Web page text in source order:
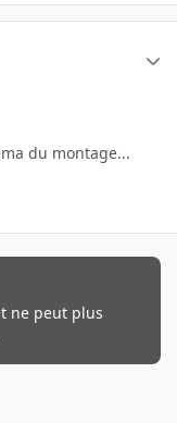
du montage...
ne peut plus